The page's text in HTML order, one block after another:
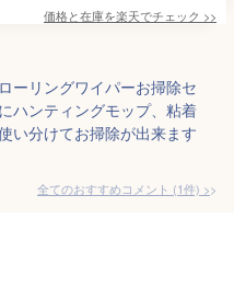
価格と在庫を楽天でチェック >>
ーリングワイパーお掃除セ
ハンティングモップ、粘着
い分けてお掃除が出来ます
全てのおすすめコメント (1件) >